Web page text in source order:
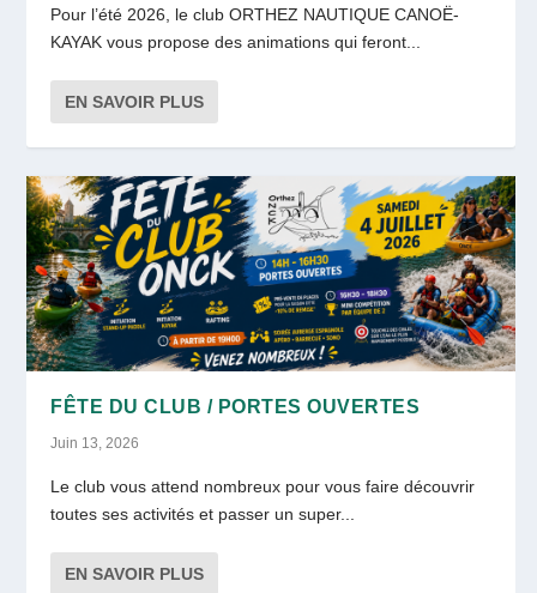
Pour l’été 2026, le club ORTHEZ NAUTIQUE CANOË-
KAYAK vous propose des animations qui feront...
EN SAVOIR PLUS
FÊTE DU CLUB / PORTES OUVERTES
Juin 13, 2026
Le club vous attend nombreux pour vous faire découvrir
toutes ses activités et passer un super...
EN SAVOIR PLUS